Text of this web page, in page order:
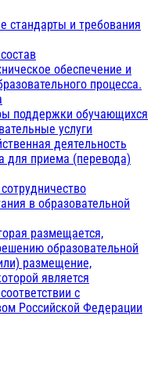
стандарты и требования
обеспечение и
процесса.
поддержки обучающихся
услуги
деятельность
для приема (перевода)
в образовательной
размещается,
образовательной
размещение,
является
с
Российской Федерации